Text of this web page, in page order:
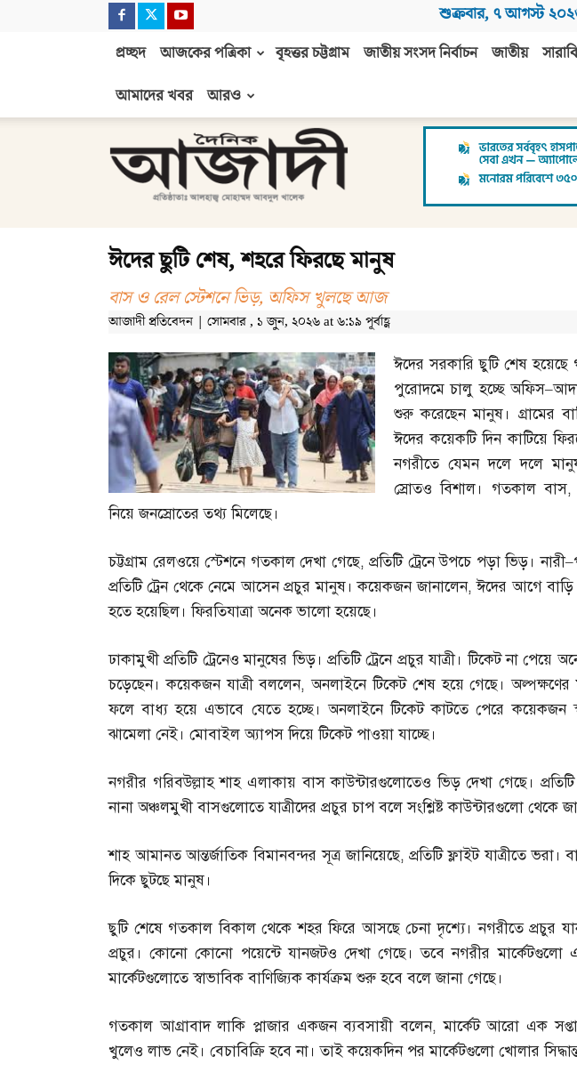
শুক্রবার, ৭ আগস্ট
প্রচ্ছদ আজকের পত্রিকা বৃহত্তর চট্টগ্রাম জাতীয় সংসদ নির্বাচন জাতীয়
আমাদের খবর
আরও
আজাদী
ঈদের ছুটি শেষ, শহরে ফিরছে মানুষ
বাস ও রেল স্টেশনে ভিড়, অফিস খুলছে আজ
আজাদী প্রতিবেদন | সোমবার , ১ জুন, ২০২৬ at ৬:১৯ পূর্বাহ্ণ
ঈদের সরকারি ছুটি শেষ
পুরোদমে চালু হচ্ছে অফিস–
শুরু করেছেন মানুষ। গ্রামের
ঈদের কয়েকটি দিন কাটিয়ে
নগরীতে যেমন দলে দলে
স্রোতও বিশাল। গতকাল বাস,
নিয়ে জনস্রোতের তথ্য মিলেছে।
চট্টগ্রাম রেলওয়ে স্টেশনে গতকাল দেখা গেছে,প্রতিটি ট্রেনে উপচে পড়া ভিড়। নারী–
প্রতিটি ট্রেন থেকে নেমে আসেন প্রচুর মানুষ। কয়েকজন জানালেন,ঈদের আগে বাড়ি
হতে হয়েছিল। ফিরতিযাত্রা অনেক ভালো হয়েছে।
ঢাকামুখী প্রতিটি ট্রেনেও মানুষের ভিড়। প্রতিটি ট্রেনে প্রচুর যাত্রী। টিকেট না পেয়ে
চড়েছেন। কয়েকজন যাত্রী বললেন,অনলাইনে টিকেট শেষ হয়ে গেছে। অল্পক্ষণের
ফলে বাধ্য হয়ে এভাবে যেতে হচ্ছে। অনলাইনে টিকেট কাটতে পেরে কয়েকজন
ঝামেলা নেই। মোবাইল অ্যাপস দিয়ে টিকেট পাওয়া যাচ্ছে।
নগরীর গরিবউল্লাহ শাহ এলাকায় বাস কাউন্টারগুলোতেও ভিড় দেখা গেছে।
নানা অঞ্চলমুখী বাসগুলোতে যাত্রীদের প্রচুর চাপ বলে সংশ্লিষ্ট কাউন্টারগুলো থেকে
শাহ আমানত আন্তর্জাতিক বিমানবন্দর সূত্র জানিয়েছে,প্রতিটি ফ্লাইট যাত্রীতে
দিকে ছুটছে মানুষ।
ছুটি শেষে গতকাল বিকাল থেকে শহর ফিরে আসছে চেনা দৃশ্যে। নগরীতে প্রচুর
প্রচুর। কোনো কোনো পয়েন্টে যানজটও দেখা গেছে। তবে নগরীর
মার্কেটগুলোতে স্বাভাবিক বাণিজ্যিক কার্যক্রম শুরু হবে বলে জানা গেছে।
গতকাল আগ্রাবাদ লাকি প্লাজার একজন ব্যবসায়ী বলেন,মার্কেট আরো এক
খুলেও লাভ নেই। বেচাবিক্রি হবে না। তাই কয়েকদিন পর মার্কেটগুলো খোলার